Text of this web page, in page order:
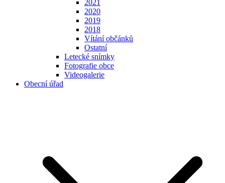
2021
2020
2019
2018
Vítání občánků
Ostatní
Letecké snímky
Fotografie obce
Videogalerie
Obecní úřad